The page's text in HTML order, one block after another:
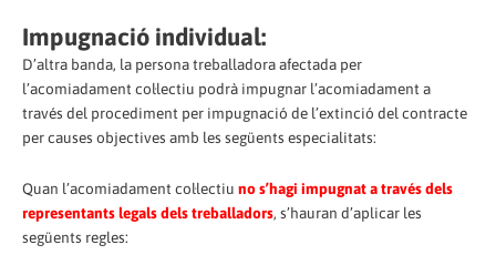
Impugnació individual:
D’altra banda, la persona treballadora afectada per
l’acomiadament col·lectiu podrà impugnar l’acomiadament a
través del procediment per impugnació de l’extinció del contracte
per causes objectives amb les següents especialitats:
Quan l’acomiadament col·lectiu no s’hagi impugnat a través dels
representants legals dels treballadors, s’hauran d’aplicar les
següents regles: